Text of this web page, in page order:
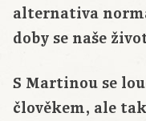
alternativa
doby se naše
S Martinou se
člověkem, ale